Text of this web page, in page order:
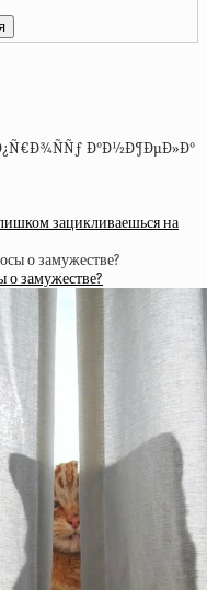
зацикливаешься на
о замужестве?